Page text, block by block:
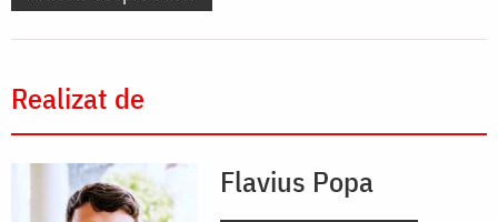
Realizat de
Flavius Popa